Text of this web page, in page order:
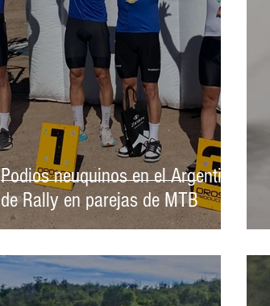
Podios neuquinos en el Argentino
de Rally en parejas de MTB